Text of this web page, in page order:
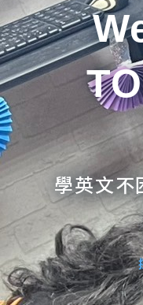
學英文不